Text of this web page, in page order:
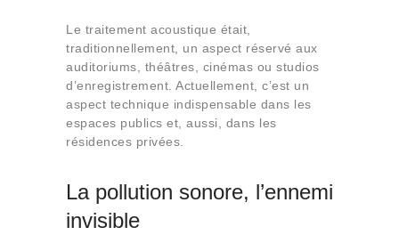
Collaborations
Qui sommes-nous
Contact
Le traitement acoustique était,
traditionnellement, un aspect réservé aux
auditoriums, théâtres, cinémas ou studios
d’enregistrement. Actuellement, c’est un
aspect technique indispensable dans les
espaces publics et, aussi, dans les
résidences privées.
La pollution sonore, l’ennemi
invisible